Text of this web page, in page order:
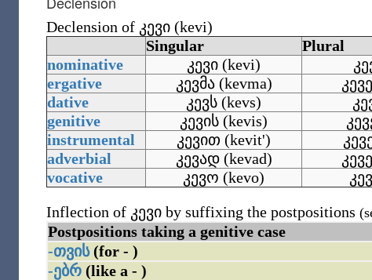
Declension of კევი (kevi)
Singular
Plural
nominative
კევი (kevi)
ergative
კევმა (kevma)
dative
კევს (kevs)
genitive
კევის (kevis)
instrumental
კევით (kevit')
adverbial
კევად (kevad)
vocative
კევო (kevo)
Inflection of კევი by suffixing the postpositions
Postpositions taking a genitive case
-თვის(for - )
-ებრ (like a - )